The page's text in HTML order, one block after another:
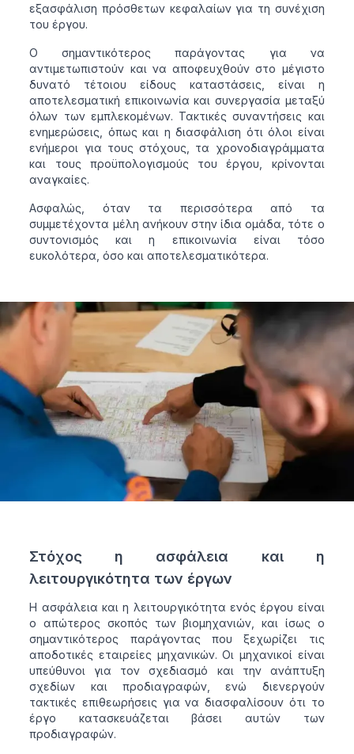
εξασφάλιση πρόσθετων κεφαλαίων για τη συνέχιση
του έργου.
Ο σημαντικότερος παράγοντας για να
αντιμετωπιστούν και να αποφευχθούν στο μέγιστο
δυνατό τέτοιου είδους καταστάσεις, είναι η
αποτελεσματική επικοινωνία και συνεργασία μεταξύ
όλων των εμπλεκομένων. Τακτικές συναντήσεις και
ενημερώσεις, όπως και η διασφάλιση ότι όλοι είναι
ενήμεροι για τους στόχους, τα χρονοδιαγράμματα
και τους προϋπολογισμούς του έργου, κρίνονται
αναγκαίες.
Ασφαλώς, όταν τα περισσότερα από τα
συμμετέχοντα μέλη ανήκουν στην ίδια ομάδα, τότε ο
συντονισμός και η επικοινωνία είναι τόσο
ευκολότερα, όσο και αποτελεσματικότερα.
Στόχος η ασφάλεια και η
λειτουργικότητα των έργων
Η ασφάλεια και η λειτουργικότητα ενός έργου είναι
ο απώτερος σκοπός των βιομηχανιών, και ίσως ο
σημαντικότερος παράγοντας που ξεχωρίζει τις
αποδοτικές εταιρείες μηχανικών. Οι μηχανικοί είναι
υπεύθυνοι για τον σχεδιασμό και την ανάπτυξη
σχεδίων και προδιαγραφών, ενώ διενεργούν
τακτικές επιθεωρήσεις για να διασφαλίσουν ότι το
έργο κατασκευάζεται βάσει αυτών των
προδιαγραφών.